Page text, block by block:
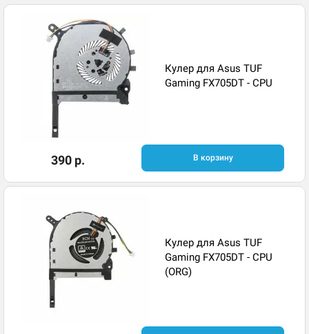
Кулер для Asus TUF
Gaming FX705DT - CPU
390 р. В корзину
Кулер для Asus TUF
Gaming FX705DT - CPU
(ORG)